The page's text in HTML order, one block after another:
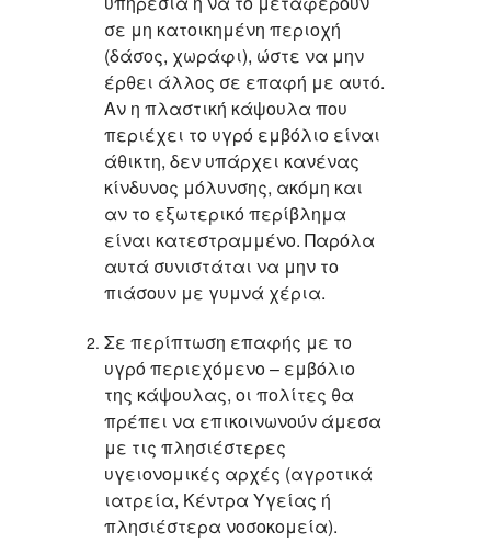
σε μη κατοικημένη περιοχή
(δάσος, χωράφι), ώστε να μην
έρθει άλλος σε επαφή με αυτό.
Αν η πλαστική κάψουλα που
περιέχει το υγρό εμβόλιο είναι
άθικτη, δεν υπάρχει κανένας
κίνδυνος μόλυνσης, ακόμη και
αν το εξωτερικό περίβλημα
είναι κατεστραμμένο. Παρόλα
αυτά συνιστάται να μην το
πιάσουν με γυμνά χέρια.
Σε περίπτωση επαφής με το
υγρό περιεχόμενο – εμβόλιο
της κάψουλας, οι πολίτες θα
πρέπει να επικοινωνούν άμεσα
με τις πλησιέστερες
υγειονομικές αρχές (αγροτικά
ιατρεία, Κέντρα Υγείας ή
πλησιέστερα νοσοκομεία).